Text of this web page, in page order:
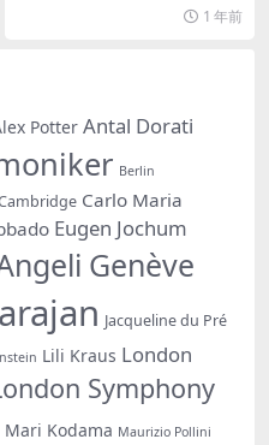
1 年前
Potter Antal Dorati
Berlin
Carlo Maria
Eugen Jochum
Genève
Jacqueline du Pré
Lili Kraus London
Symphony
Mari Kodama Maurizio Pollini